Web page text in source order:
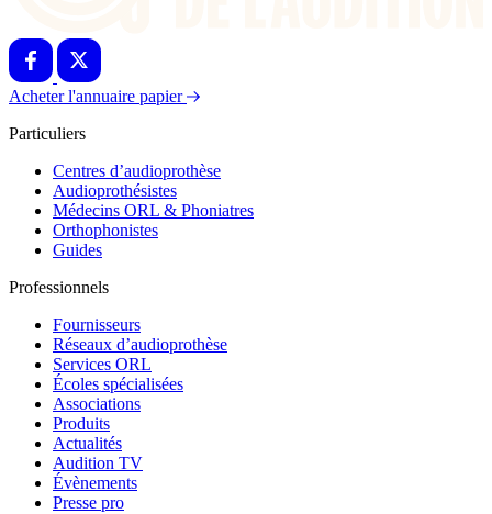
Acheter l'annuaire papier
Particuliers
Centres d’audioprothèse
Audioprothésistes
Médecins ORL & Phoniatres
Orthophonistes
Guides
Professionnels
Fournisseurs
Réseaux d’audioprothèse
Services ORL
Écoles spécialisées
Associations
Produits
Actualités
Audition TV
Évènements
Presse pro